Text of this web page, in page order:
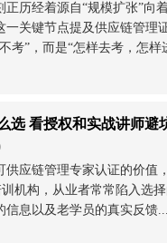
正历经着源自“规模扩张”向
一关键节点提及供应链管理
考”，而是“怎样去考，怎样
选 看授权和实战讲师避
供应链管理专家认证的价值
机构，从业者常常陷入选择
信息以及老学员的真实反馈...